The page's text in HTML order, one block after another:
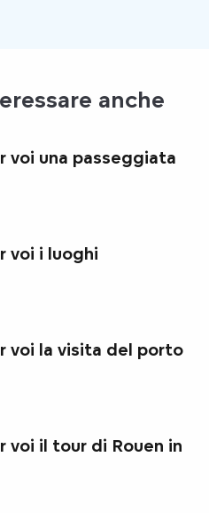
anche
voi una passeggiata
voi i luoghi
voi la visita del porto
il tour di Rouen in